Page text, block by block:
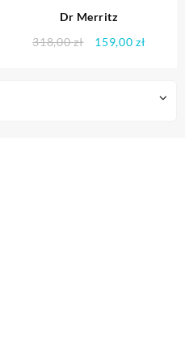
Dr Merritz
318,00zł
Pierwotna
159,00zł